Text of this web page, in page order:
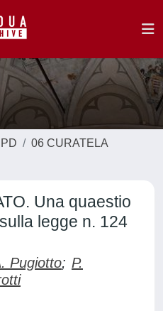
06 CURATELA
Una quaestio
legge n. 124
Pugiotto; P.